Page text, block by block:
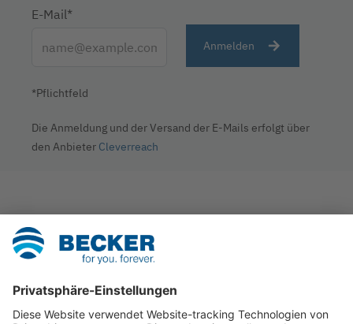
E-Mail*
Anmelden
*Pflichtfeld
Die Anmeldung und der Versand der E-Mails erfolgt über
den Anbieter Cleverreach
Unternehmen
Über Becker
BECKER Academy